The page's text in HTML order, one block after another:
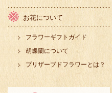
お花について
フラワーギフトガイド
胡蝶蘭について
プリザーブドフラワーとは？